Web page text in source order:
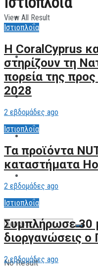
ΠΑΡΑΘΛΗΤΙΣΜΟΣ
ΜΗΧΑΝΟΚΙΝΗΤΑ
ΑΝΑΠΤΥΞΙΑΚΑ
ΠΑΝΕΠΙΣΤΗΜΙΑΚΟΣ
No Result
View All Result
Ιστιοπλοΐα
Η CoralCyprus
στηρίζουν τη
πορεία της
2028
2 εβδομάδες ago
Ιστιοπλοΐα
Τα προϊόντα
καταστήματα
2 εβδομάδες ago
Ιστιοπλοΐα
Συμπλήρωσε 30
διοργανώσεις ο
2 εβδομάδες ago